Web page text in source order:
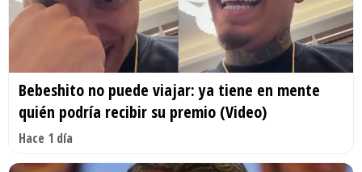
Bebeshito no puede viajar: ya tiene en mente
quién podría recibir su premio (Video)
Hace 1 día